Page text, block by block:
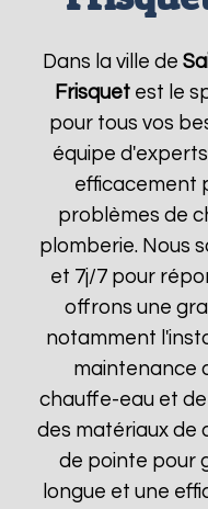
Dans la ville de
Frisquet est le
pour tous vos
équipe
efficacement
problèmes de
plomberie. Nous
et 7j/7 pour
offrons une
notamment
maintenance
chauffe-eau et
des matériaux de
de pointe pour
longue et une